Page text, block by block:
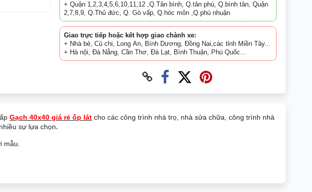
+ Quận 1,2,3,4,5,6,10,11,12 ,Q.Tân bình, Q.tân phú, Q.bình tân, Quận
2,7,8,9, Q.Thủ đức, Q. Gò vấp, Q.hóc môn ,Q.phú nhuận
Giao trực tiếp hoặc kết hợp giao chành xe:
+ Nhà bè, Củ chi, Long An, Bình Dương, Đồng Nai,các tỉnh Miền Tây...
+ Hà nội, Đà Nẳng, Cần Thơ, Đà Lạt, Bình Thuận, Phú Quốc...
Gạch 40x40 giá rẻ ốp lát cho các công trình nhà trọ, nhà sửa chữa, công trình nhà
sự lựa chọn.
mẫu.